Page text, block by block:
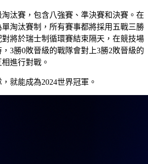
汰賽，包含八強賽、準決賽和決賽。在
淘汰賽制，所有賽事都將採用五戰三勝
將於瑞士制循環賽結束隔天，在競技場
，3勝0敗晉級的戰隊會對上3勝2敗晉級的
進行對戰。
就能成為2024世界冠軍。